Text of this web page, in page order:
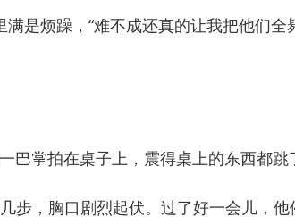
是烦躁，“难不成还真的让我把他们全
掌拍在桌子上，震得桌上的东西都跳
，胸口剧烈起伏。过了好一会儿，他